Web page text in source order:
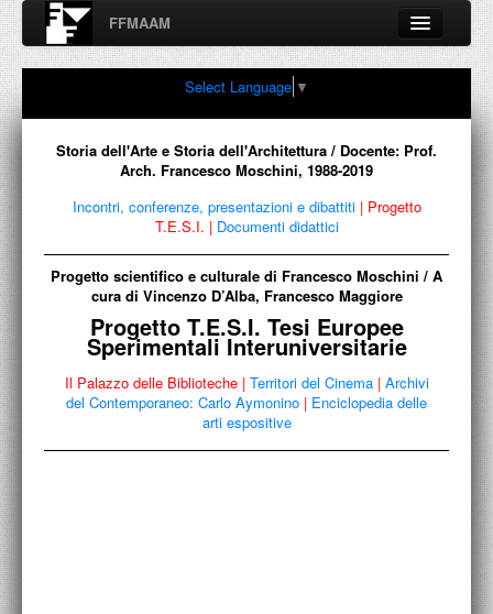
FFMAAM
Fondo Francesco Moschini
A.A.M. Architettura Arte Moderna
Percorsi, nodi, sconfinamenti e contaminazioni tra Arte,
FRANCESCO MOSCHINI
PUBBLICAZIONI
CONFERENZE
Select Language ▼
Storia dell'Arte e Storia dell'Architettura / Docente: Prof.
Arch. Francesco Moschini, 1988-2019
Incontri, conferenze, presentazioni e dibattiti | Progetto
T.E.S.I. | Documenti didattici
Progetto scientifico e culturale di Francesco Moschini / A
cura di Vincenzo D’Alba, Francesco Maggiore
Progetto T.E.S.I. Tesi Europee
Sperimentali Interuniversitarie
Il Palazzo delle Biblioteche | Territori del Cinema | Archivi
del Contemporaneo: Carlo Aymonino | Enciclopedia delle
arti espositive